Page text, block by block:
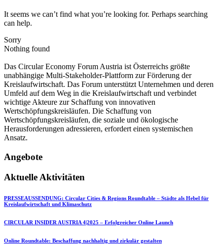
It seems we can’t find what you’re looking for. Perhaps searching
can help.
Sorry
Nothing found
Das Circular Economy Forum Austria ist Österreichs größte
unabhängige Multi-Stakeholder-Plattform zur Förderung der
Kreislaufwirtschaft. Das Forum unterstützt Unternehmen und deren
Umfeld auf dem Weg in die Kreislaufwirtschaft und verbindet
wichtige Akteure zur Schaffung von innovativen
Wertschöpfungskreisläufen. Die Schaffung von
Wertschöpfungskreisläufen, die soziale und ökologische
Herausforderungen adressieren, erfordert einen systemischen
Ansatz.
Angebote
Aktuelle Aktivitäten
PRESSEAUSSENDUNG: Circular Cities & Regions Roundtable – Städte als Hebel für
Kreislaufwirtschaft und Klimaschutz
CIRCULAR INSIDER AUSTRIA 4|2025 – Erfolgreicher Online Launch
Online Roundtable: Beschaffung nachhaltig und zirkulär gestalten